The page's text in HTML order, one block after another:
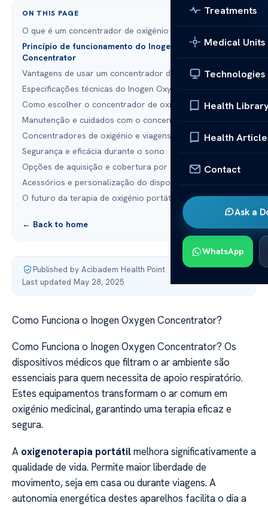
Treatments
Medical Units
Technologies
Health
Health
Contact
Ask a
WhatsApp
ON THIS PAGE
O que é um concentrador de oxigénio portátil?
Princípio de funcionamento do Inogen Oxygen
Concentrator
Vantagens de usar um concentrador de oxigénio portátil
Especificações técnicas do Inogen Oxygen Concentrator
Como escolher o concentrador de oxigénio ideal
Manutenção e cuidados com o concentrador de oxigénio
Concentradores de oxigénio e viagens
Segurança e eficácia durante o sono
Opções de aquisição e cobertura por seguros
Acessórios e personalização do dispositivo
O futuro da terapia de oxigénio portátil
← Back to home
Published by Acibadem Health Point·
Last updated May 28, 2025
Como Funciona o Inogen Oxygen Concentrator?
Como Funciona o Inogen Oxygen Concentrator? Os
dispositivos médicos que filtram o ar ambiente são
essenciais para quem necessita de apoio respiratório.
Estes equipamentos transformam o ar comum em
oxigénio medicinal, garantindo uma terapia eficaz e
segura.
A oxigenoterapia portátilmelhora significativamente a
qualidade de vida. Permite maior liberdade de
movimento, seja em casa ou durante viagens. A
autonomia energética destes aparelhos facilita o dia a